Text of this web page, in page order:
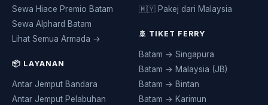
Sewa Hiace Premio Batam
Sewa Alphard Batam
Lihat Semua Armada →
📦 LAYANAN
Antar Jemput Bandara
Antar Jemput Pelabuhan
🇲🇾 Pakej dari Malaysia
🚢 TIKET FERRY
Batam → Singapura
Batam → Malaysia (JB)
Batam → Bintan
Batam → Karimun